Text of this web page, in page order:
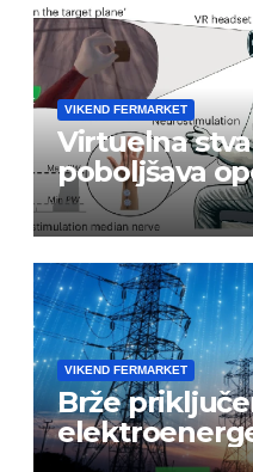
VIKEND FERMARKET
Virtuelna
poboljšava
nakon
VIKEND FERMARKET
Brže